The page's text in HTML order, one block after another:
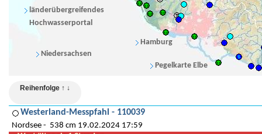
Reihenfolge ↑ ↓
Westerland-Messpfahl - 110039
Nordsee
538 cm 19.02.2024 17:59
Pegelkarte Elbe
Niedersachsen
Hamburg
länderübergreifendes
Hochwasserportal